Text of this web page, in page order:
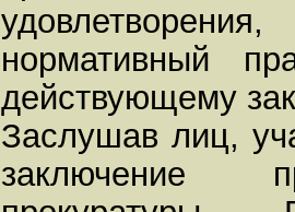
нормативный
действующему
Заслушав лиц,
заключение